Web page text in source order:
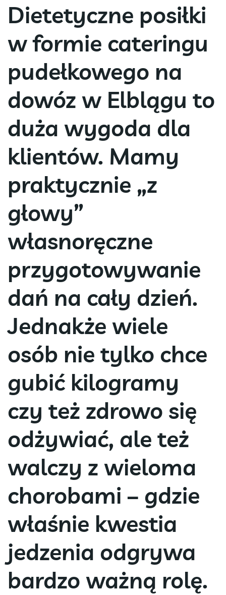
Dietetyczne posiłki
w formie cateringu
pudełkowego na
dowóz w Elblągu to
duża wygoda dla
klientów. Mamy
praktycznie „z
głowy”
własnoręczne
przygotowywanie
dań na cały dzień.
Jednakże wiele
osób nie tylko chce
gubić kilogramy
czy też zdrowo się
odżywiać, ale też
walczy z wieloma
chorobami – gdzie
właśnie kwestia
jedzenia odgrywa
bardzo ważną rolę.